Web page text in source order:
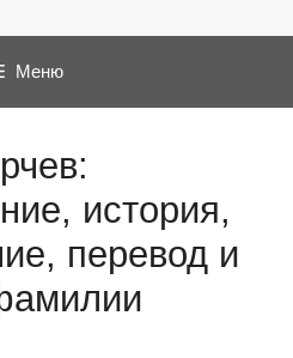
Меню
история,
перевод и